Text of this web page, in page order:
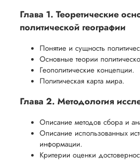
Глава 1. Теоретические
политической географии
Понятие и сущность
Основные теории
Геополитические концепции.
Политическая карта мира.
Глава 2. Методология
Описание методов сбора и
Описание использованных
информации.
Критерии оценки